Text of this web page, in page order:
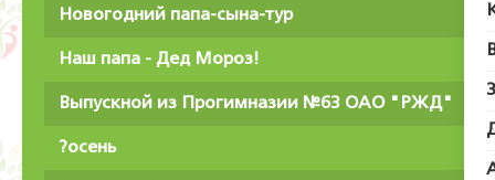
Новогодний папа-сына-тур
Наш папа - Дед Мороз!
Выпускной из Прогимназии №63 ОАО "РЖД"
?осень